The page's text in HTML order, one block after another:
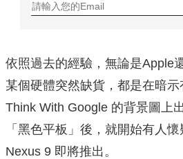
依照過去的經驗，無論是Apple
某個硬體突然缺貨，都是在暗
Think With Google 的背景圖上
「黑色平板」後，就開始有人
Nexus 9 即將推出。